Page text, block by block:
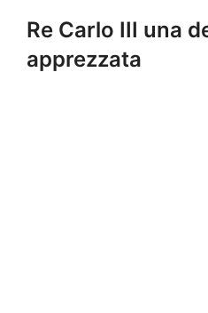
Re Carlo III una
apprezzata